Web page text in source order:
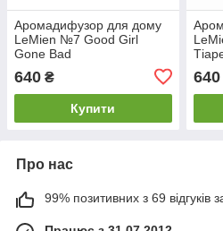
Аромадифузор для дому
LeMien №7 Good Girl
Gone Bad
640 ₴
Купити
640
Про нас
99% позитивних з 69 відгуків